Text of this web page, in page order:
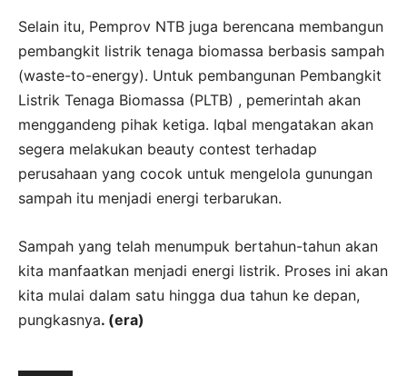
Selain itu, Pemprov NTB juga berencana membangun
pembangkit listrik tenaga biomassa berbasis sampah
(waste-to-energy). Untuk pembangunan Pembangkit
Listrik Tenaga Biomassa (PLTB) , pemerintah akan
menggandeng pihak ketiga. Iqbal mengatakan akan
segera melakukan beauty contest terhadap
perusahaan yang cocok untuk mengelola gunungan
sampah itu menjadi energi terbarukan.
Sampah yang telah menumpuk bertahun-tahun akan
kita manfaatkan menjadi energi listrik. Proses ini akan
kita mulai dalam satu hingga dua tahun ke depan,
pungkasnya. (era)